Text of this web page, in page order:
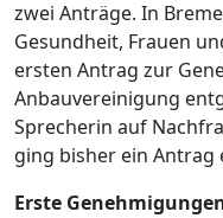
zwei Anträge. In
Gesundheit, Frauen
ersten Antrag zur
Anbauvereinigung
Sprecherin auf
ging bisher ein Antrag
Erste